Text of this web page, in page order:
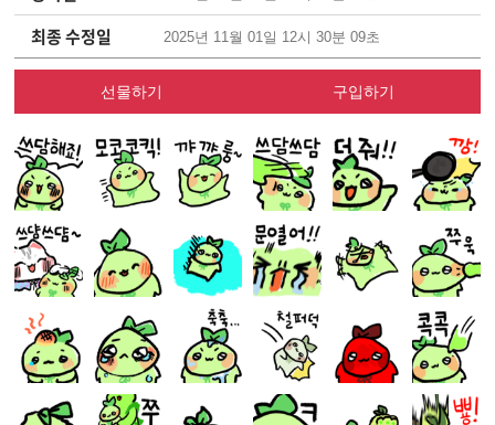
최종 수정일 2025년 11월 01일 12시 30분 09초
선물하기 구입하기